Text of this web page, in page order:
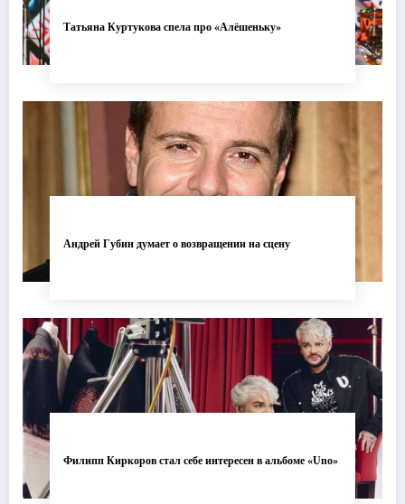
Татьяна Куртукова спела про «Алёшеньку»
Андрей Губин думает о возвращении на сцену
Филипп Киркоров стал себе интересен в альбоме «Uno»